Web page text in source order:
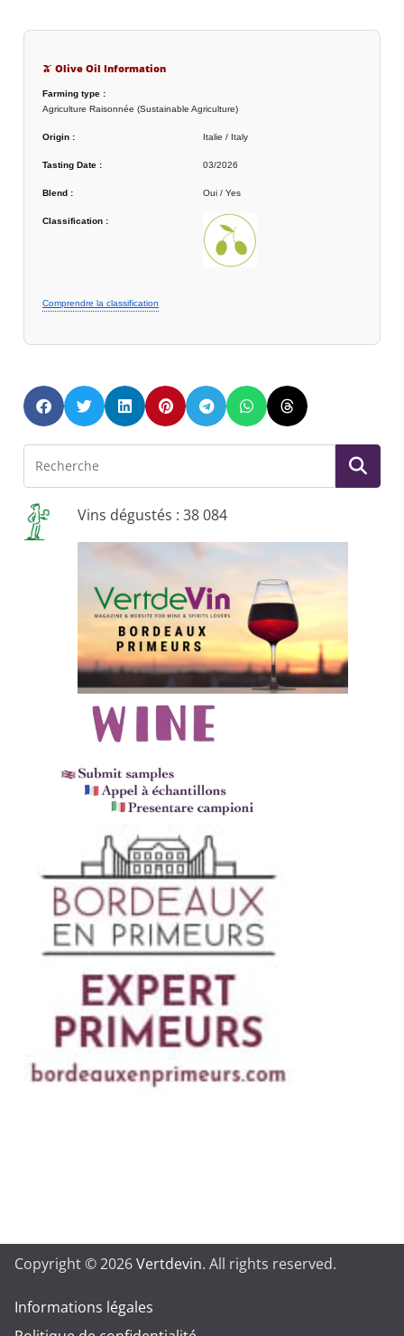
🫒 Olive Oil Information
Farming type :
Agriculture Raisonnée (Sustainable Agriculture)
Origin : Italie / Italy
Tasting Date : 03/2026
Blend : Oui / Yes
Classification :
Comprendre la classification
Vins dégustés : 38 084
Copyright © 2026Vertdevin. All rights reserved.
Informations légales